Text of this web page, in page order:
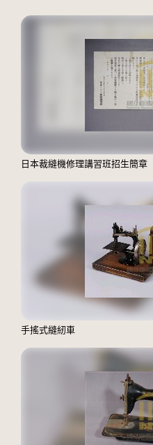
日本裁縫機修理講習班招生簡章
手搖式縫紉車